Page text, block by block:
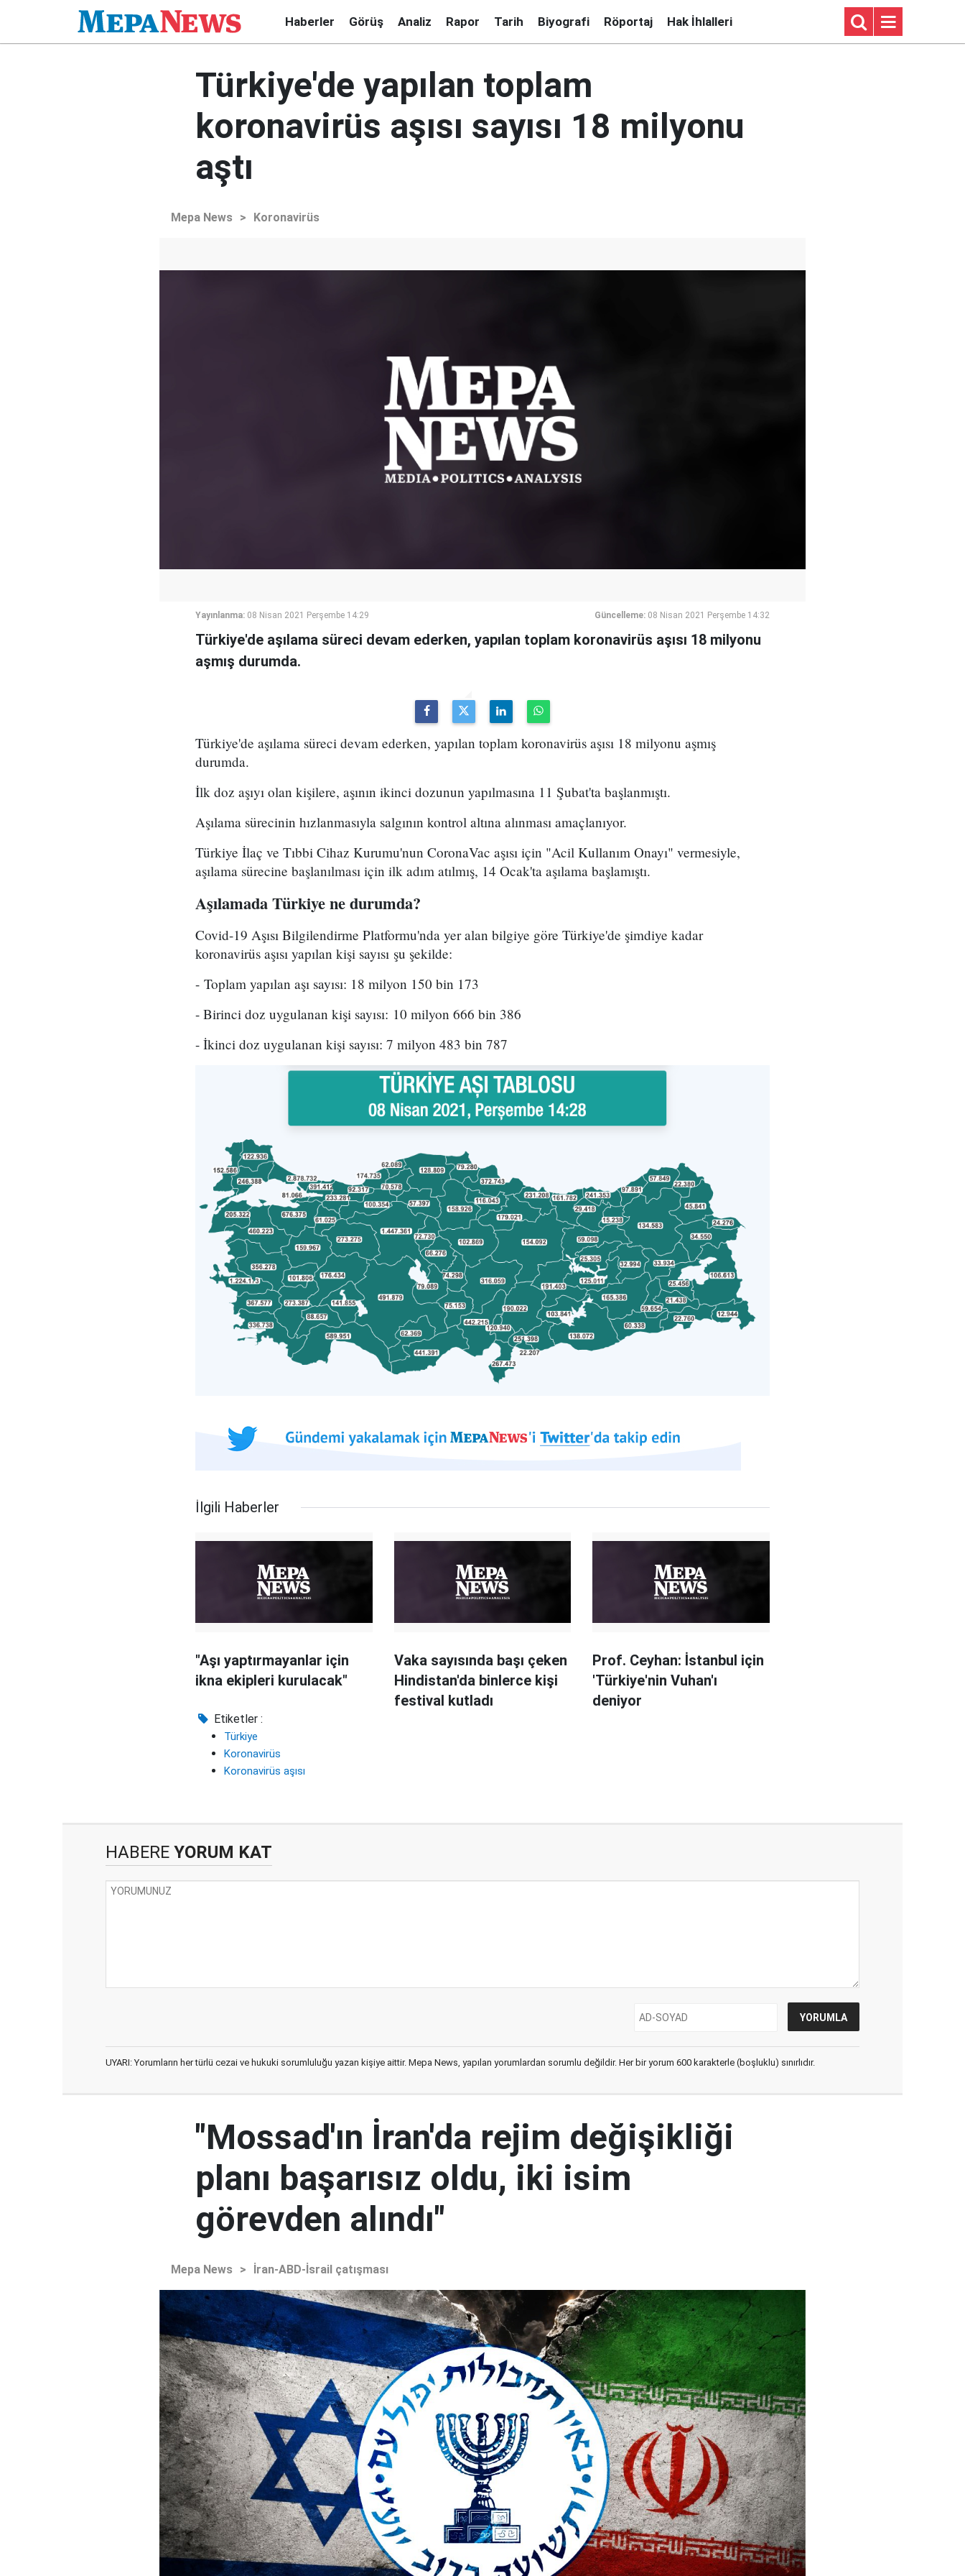
Haberler Görüş Analiz Rapor Tarih Biyografi Röportaj Hak İhlalleri
Türkiye'de yapılan toplam
koronavirüs aşısı sayısı 18 milyonu
aştı
Mepa News > Koronavirüs
Yayınlanma: 08 Nisan 2021 Perşembe 14:29 Güncelleme: 08 Nisan 2021 Perşembe 14:32
Türkiye'de aşılama süreci devam ederken, yapılan toplam koronavirüs aşısı 18 milyonu
aşmış durumda.
Türkiye'de aşılama süreci devam ederken, yapılan toplam koronavirüs aşısı 18 milyonu aşmış
durumda.
İlk doz aşıyı olan kişilere, aşının ikinci dozunun yapılmasına 11 Şubat'ta başlanmıştı.
Aşılama sürecinin hızlanmasıyla salgının kontrol altına alınması amaçlanıyor.
Türkiye İlaç ve Tıbbi Cihaz Kurumu'nun CoronaVac aşısı için "Acil Kullanım Onayı" vermesiyle,
aşılama sürecine başlanılması için ilk adım atılmış, 14 Ocak'ta aşılama başlamıştı.
Aşılamada Türkiye ne durumda?
Covid-19 Aşısı Bilgilendirme Platformu'nda yer alan bilgiye göre Türkiye'de şimdiye kadar
koronavirüs aşısı yapılan kişi sayısı şu şekilde:
- Toplam yapılan aşı sayısı: 18 milyon 150 bin 173
- Birinci doz uygulanan kişi sayısı: 10 milyon 666 bin 386
- İkinci doz uygulanan kişi sayısı: 7 milyon 483 bin 787
İlgili Haberler
"Aşı yaptırmayanlar için
ikna ekipleri kurulacak"
Vaka sayısında başı çeken
Hindistan'da binlerce kişi
festival kutladı
Prof. Ceyhan: İstanbul için
'Türkiye'nin Vuhan'ı
deniyor
Etiketler :
Türkiye
Koronavirüs
Koronavirüs aşısı
HABERE YORUM KAT
UYARI: Yorumların her türlü cezai ve hukuki sorumluluğu yazan kişiye aittir. Mepa News, yapılan yorumlardan sorumlu değildir. Her bir yorum 600 karakterle (boşluklu) sınırlıdır.
"Mossad'ın İran'da rejim değişikliği
planı başarısız oldu, iki isim
görevden alındı"
Mepa News > İran-ABD-İsrail çatışması